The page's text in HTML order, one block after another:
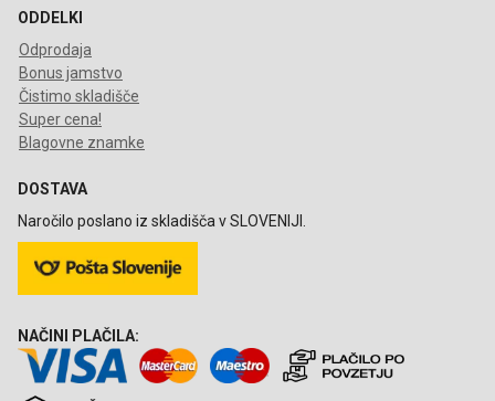
ODDELKI
Odprodaja
Bonus jamstvo
Čistimo skladišče
Super cena!
Blagovne znamke
DOSTAVA
Naročilo poslano iz skladišča v SLOVENIJI.
NAČINI PLAČILA: